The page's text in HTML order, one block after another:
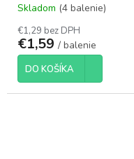
Skladom (4 balenie)
€1,29 bez DPH
€1,59 / balenie
DO KOŠÍKA